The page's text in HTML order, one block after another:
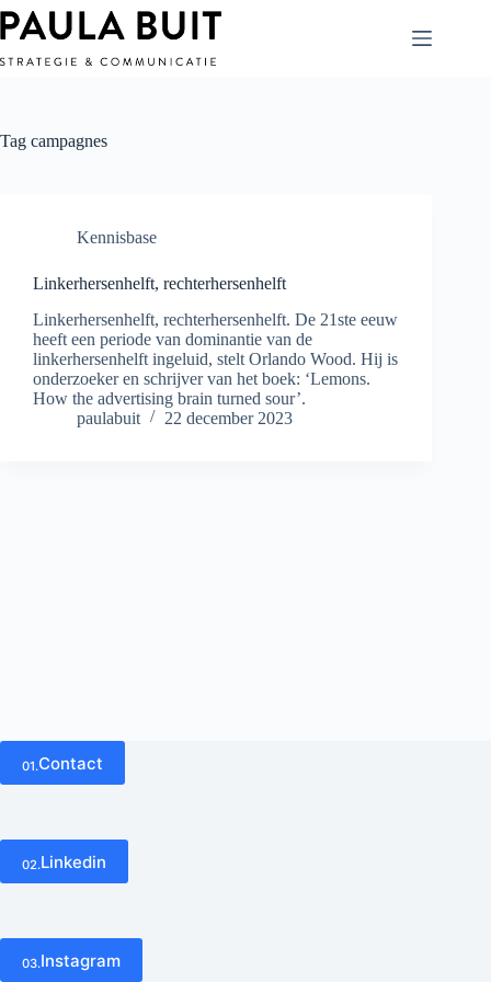
Ga
naar
inhoud
Tag campagnes
Kennisbase
Linkerhersenhelft, rechterhersenhelft
Linkerhersenhelft, rechterhersenhelft. De 21ste eeuw
heeft een periode van dominantie van de
linkerhersenhelft ingeluid, stelt Orlando Wood. Hij is
onderzoeker en schrijver van het boek: ‘Lemons.
How the advertising brain turned sour’.
paulabuit
22 december 2023
01.Contact
02.Linkedin
03.Instagram